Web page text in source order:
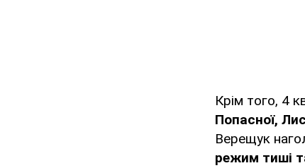
Крім того, 4
Попасної,
Верещук
режим тиші